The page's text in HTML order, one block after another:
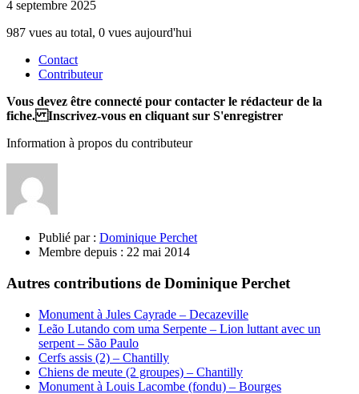
4 septembre 2025
987 vues au total, 0 vues aujourd'hui
Contact
Contributeur
Vous devez être connecté pour contacter le rédacteur de la
fiche. Inscrivez-vous en cliquant sur S'enregistrer
Information à propos du contributeur
Publié par : Dominique Perchet
Membre depuis : 22 mai 2014
Autres contributions de Dominique Perchet
Monument à Jules Cayrade – Decazeville
Leão Lutando com uma Serpente – Lion luttant avec un
serpent – São Paulo
Cerfs assis (2) – Chantilly
Chiens de meute (2 groupes) – Chantilly
Monument à Louis Lacombe (fondu) – Bourges